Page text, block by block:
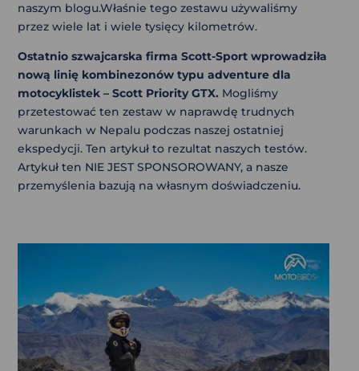
naszym blogu.Właśnie tego zestawu używaliśmy
przez wiele lat i wiele tysięcy kilometrów.
Ostatnio szwajcarska firma Scott-Sport wprowadziła
nową linię kombinezonów typu adventure dla
motocyklistek – Scott Priority GTX. Mogliśmy
przetestować ten zestaw w naprawdę trudnych
warunkach w Nepalu podczas naszej ostatniej
ekspedycji. Ten artykuł to rezultat naszych testów.
Artykuł ten NIE JEST SPONSOROWANY, a nasze
przemyślenia bazują na własnym doświadczeniu.